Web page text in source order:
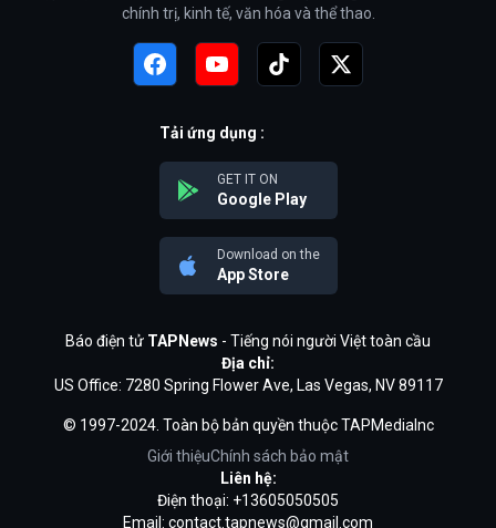
chính trị, kinh tế, văn hóa và thể thao.
Tải ứng dụng :
GET IT ON
Google Play
Download on the
App Store
Báo điện tử TAPNews - Tiếng nói người Việt toàn cầu
Địa chỉ:
US Office: 7280 Spring Flower Ave, Las Vegas, NV 89117
© 1997-2024. Toàn bộ bản quyền thuộc TAPMediaInc
Giới thiệuChính sách bảo mật
Liên hệ:
Điện thoại: +13605050505
Email: contact.tapnews@gmail.com